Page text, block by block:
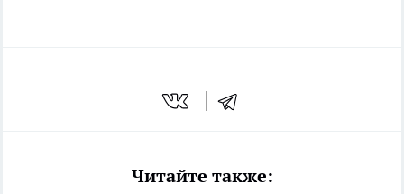
Читайте также: